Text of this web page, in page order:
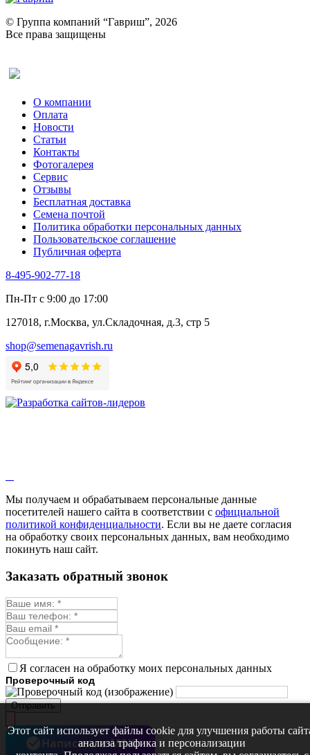
Ревень
Рукола
Рута
Тмин
Трава для чая
Туласи
Укроп
Фенхель пряный
Хризантема овощная
Цикорий пряный
Цикорий салатный (Витлуф)
Черемша
Шпинат
Щавель
Эндивий
Эстрагон
Алтей
Анис
Бессмертник
Валериана
Валерианелла
Гибискус лекарственный
Девясил
Душица
Змееголовник
Мыльнянка
Мята
Овсяный корень
Огуречная трава
Пустырник
Репешок
Синюха
Смесь лекарственных
Стевия
Тимьян ползучий (чабрец)
Фенхель лекарственный
Цикорий лекарственный
Череда лекарственная
Чернокорень
© Группа компаний “Гавриш”, 2026
Все права защищены
О компании
Оплата
Новости
Статьи
Контакты
Фотогалерея​
Сервис
Отзывы
Бесплатная доставка
Семена почтой
Политика обработки персональных данных
Пользовательское соглашение
Публичная оферта
8-495-902-77-18
Пн-Пт с 9:00 до 17:00
127018, г.Москва, ул.Складочная, д.3, стр 5
shop@semenagavrish.ru
Мы получаем и обрабатываем персональные данные
посетителей нашего сайта в соответствии с официальной
политикой конфиденциальности. Если вы не даете согласия
на обработку своих персональных данных, вам необходимо
покинуть наш сайт.
Этот сайт использует файлы cookie для улучшения работы
анализа трафика и персонализации
Заказать обратный звонок
Я согласен на обработку моих персональных данных
Проверочный код
Отправить
Написать в MAX